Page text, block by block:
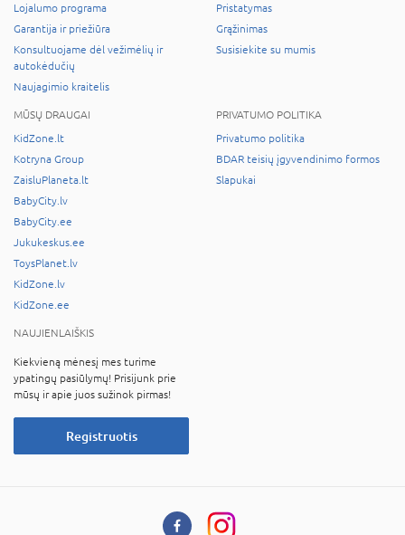
Lojalumo programa
Garantija ir priežiūra
Konsultuojame dėl vežimėlių ir
autokėdučių
Naujagimio kraitelis
Pristatymas
Grąžinimas
Susisiekite su mumis
MŪSŲ DRAUGAI
KidZone.lt
Kotryna Group
ZaisluPlaneta.lt
BabyCity.lv
BabyCity.ee
Jukukeskus.ee
ToysPlanet.lv
KidZone.lv
KidZone.ee
PRIVATUMO POLITIKA
Privatumo politika
BDAR teisių įgyvendinimo formos
Slapukai
NAUJIENLAIŠKIS
Kiekvieną mėnesį mes turime
ypatingų pasiūlymų! Prisijunk prie
mūsų ir apie juos sužinok pirmas!
Registruotis